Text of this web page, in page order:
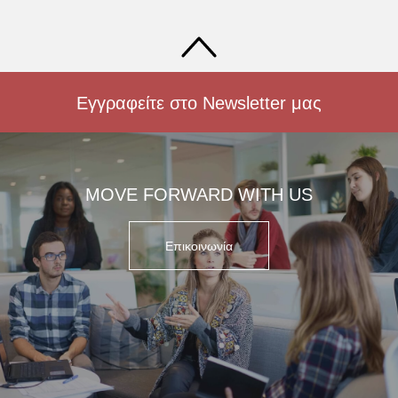
Εγγραφείτε στο Newsletter μας
MOVE FORWARD WITH US
Επικοινωνία